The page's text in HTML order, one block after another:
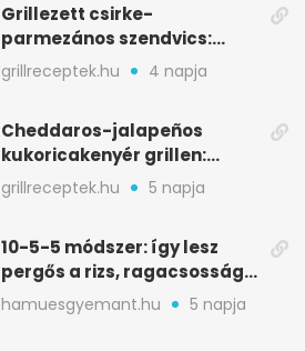
Grillezett csirke-
parmezános szendvics:
ropogós csirke, olvadó sajt
grillreceptek.hu 4 napja
Cheddaros-jalapeños
kukoricakenyér grillen:
ropogós alj, puha belső
grillreceptek.hu 5 napja
10-5-5 módszer: így lesz
pergős a rizs, ragacsosság
nélkül
hamuesgyemant.hu 5 napja